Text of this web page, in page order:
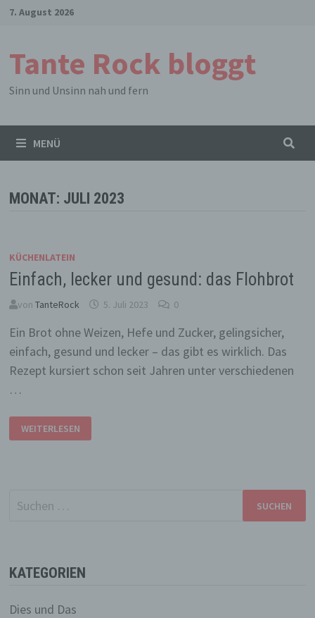
Zum7. August 2026
Tante Rock bloggt
Sinn und Unsinn nah und fern
MENÜ
MONAT: JULI 2023
KÜCHENLATEIN
Einfach, lecker und gesund: das Flohbrot
von TanteRock 5. Juli 2023 0
Ein Brot ohne Weizen, Hefe und Zucker, gelingsicher,
einfach, gesund und lecker – das gibt es wirklich. Das
Rezept kursiert schon seit Jahren unter verschiedenen
…
LECKER
UND
WEITERLESEN
Suchen
KATEGORIEN
Dies und Das